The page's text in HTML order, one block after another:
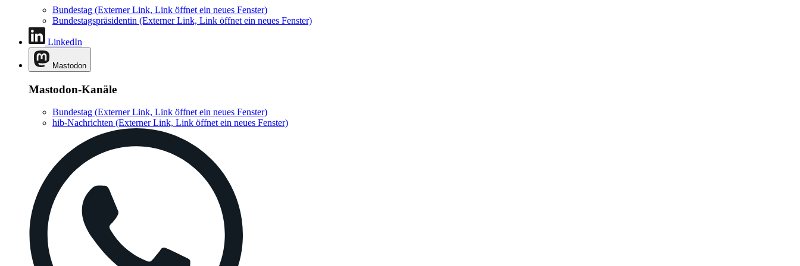
Bundestag (Externer Link, Link öffnet ein neues Fenster)
Bundestagspräsidentin (Externer Link, Link öffnet ein neues Fenster)
LinkedIn
Mastodon
Mastodon-Kanäle
Bundestag (Externer Link, Link öffnet ein neues Fenster)
hib-Nachrichten (Externer Link, Link öffnet ein neues Fenster)